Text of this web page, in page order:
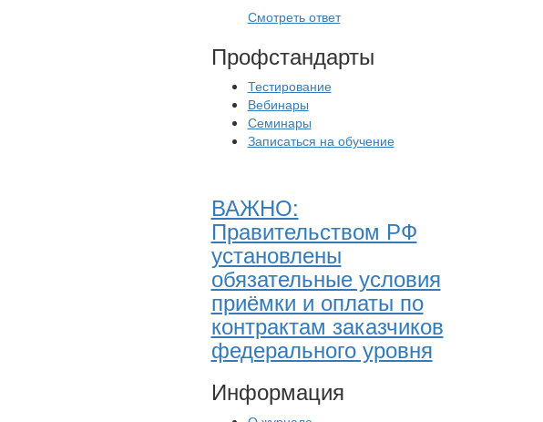
Смотреть ответ
Профстандарты
Тестирование
Вебинары
Семинары
Записаться на обучение
ВАЖНО:
Правительством РФ
установлены
обязательные условия
приёмки и оплаты по
контрактам заказчиков
федерального уровня
Информация